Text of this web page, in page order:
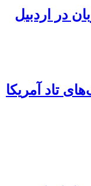
در اردبیل
تاد آمریکا